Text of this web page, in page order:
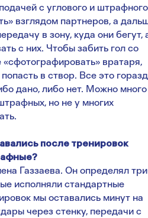
с углового и штрафного
взглядом партнеров, а
в зону, куда они бегут,
с них. Чтобы забить гол со
вратаря,
в створ. Все это
дано, либо нет. Можно много
но не у многих
после тренировок
Газзаева. Он определял
исполняли стандартные
мы оставались минут на
через стенку, передачи с